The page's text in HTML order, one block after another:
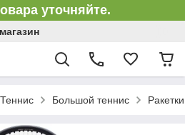
уточняйте.
Теннис Большой теннис